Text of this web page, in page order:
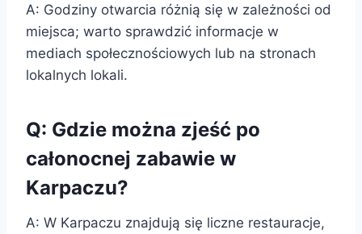
A: Godziny otwarcia różnią się w zależności od
miejsca; warto sprawdzić informacje w
mediach społecznościowych lub na stronach
lokalnych lokali.
Q: Gdzie można zjeść po
całonocnej zabawie w
Karpaczu?
A: W Karpaczu znajdują się liczne restauracje,